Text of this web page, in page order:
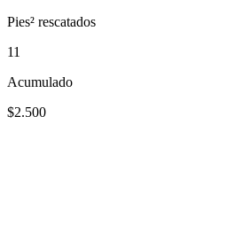
Pies² rescatados
11
Acumulado
$2.500